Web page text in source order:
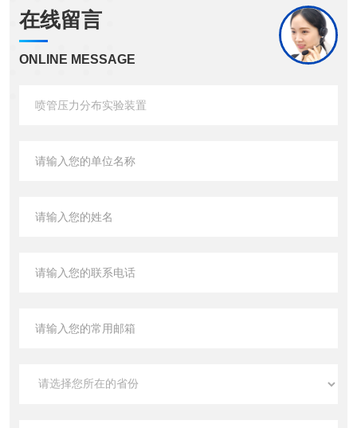
在线留言
ONLINE MESSAGE